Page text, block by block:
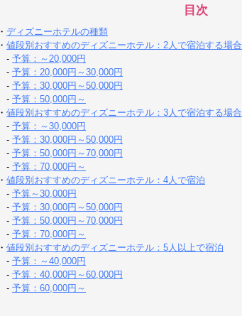
目次
・ ディズニーホテルの種類
・ 値段別おすすめのディズニーホテル：2人で宿泊する場合
- 予算：～20,000円
- 予算：20,000円～30,000円
- 予算：30,000円～50,000円
- 予算：50,000円～
・ 値段別おすすめのディズニーホテル：3人で宿泊する場合
- 予算：～30,000円
- 予算：30,000円～50,000円
- 予算：50,000円～70,000円
- 予算：70,000円～
・ 値段別おすすめのディズニーホテル：4人で宿泊
- 予算～30,000円
- 予算：30,000円～50,000円
- 予算：50,000円～70,000円
- 予算：70,000円～
・ 値段別おすすめのディズニーホテル：5人以上で宿泊
- 予算：～40,000円
- 予算：40,000円～60,000円
- 予算：60,000円～